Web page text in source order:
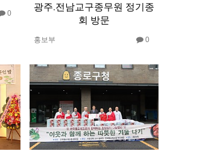
0
광주.전남교구종무원 정기종
회 방문
홍보부 0